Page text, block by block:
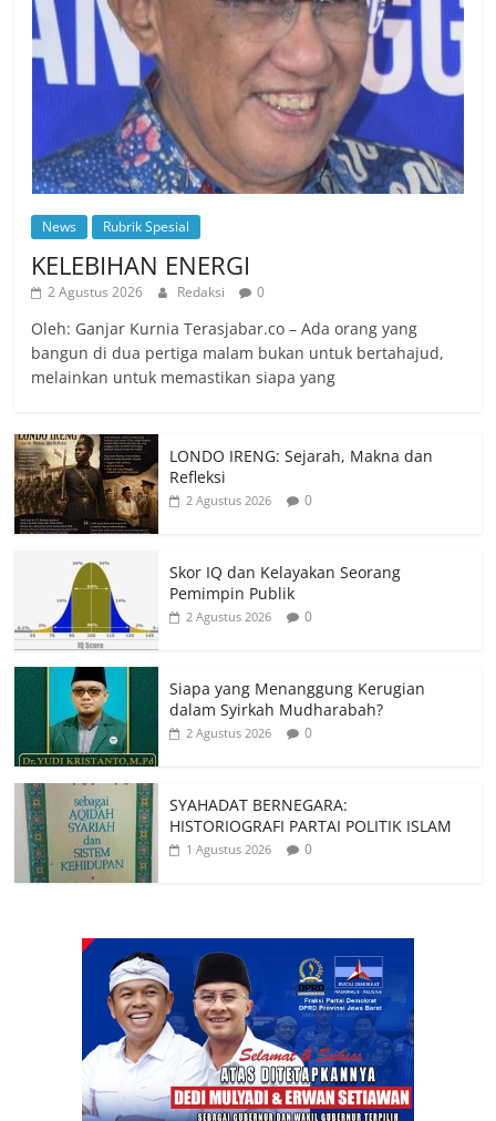
News Rubrik Spesial
KELEBIHAN ENERGI
2 Agustus 2026 Redaksi 0
Oleh: Ganjar Kurnia Terasjabar.co – Ada orang yang
bangun di dua pertiga malam bukan untuk bertahajud,
melainkan untuk memastikan siapa yang
LONDO IRENG: Sejarah, Makna dan
Refleksi
2 Agustus 2026 0
Skor IQ dan Kelayakan Seorang
Pemimpin Publik
2 Agustus 2026 0
Siapa yang Menanggung Kerugian
dalam Syirkah Mudharabah?
2 Agustus 2026 0
SYAHADAT BERNEGARA:
HISTORIOGRAFI PARTAI POLITIK ISLAM
1 Agustus 2026 0